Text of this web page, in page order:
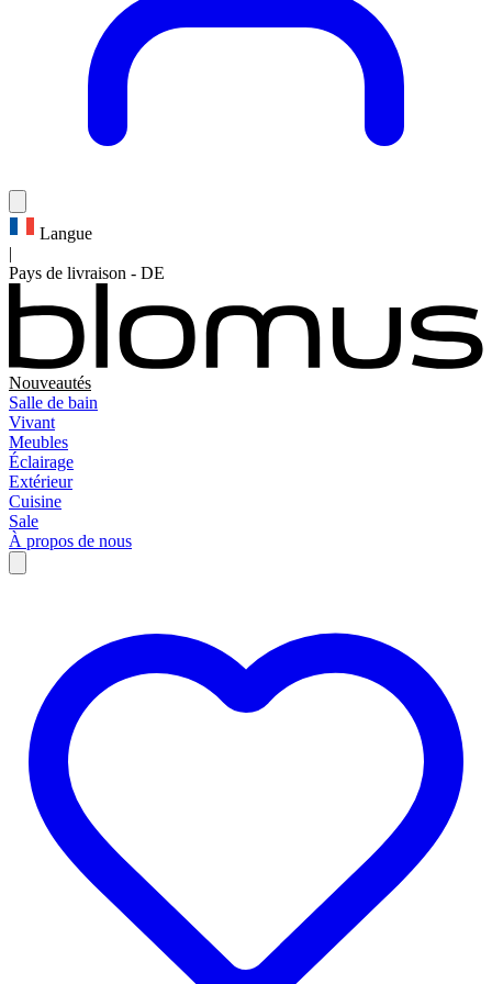
Langue
|
Pays de livraison - DE
Nouveautés
Salle de bain
Vivant
Meubles
Éclairage
Extérieur
Cuisine
Sale
À propos de nous